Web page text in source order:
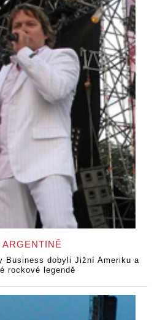
Business dobyli Jižní Ameriku a
rockové legendě